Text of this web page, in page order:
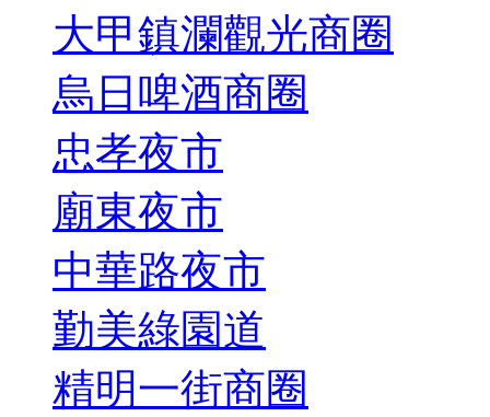
大甲鎮瀾觀光商圈
烏日啤酒商圈
忠孝夜市
廟東夜市
中華路夜市
勤美綠園道
精明一街商圈